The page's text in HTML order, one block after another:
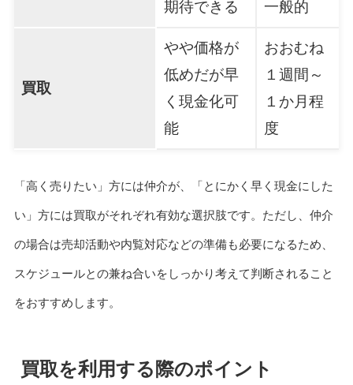
期待できる
一般的
買取
やや価格が
低めだが早
く現金化可
能
おおむね
１週間～
１か月程
度
「高く売りたい」方には仲介が、「とにかく早く現金にした
い」方には買取がそれぞれ有効な選択肢です。ただし、仲介
の場合は売却活動や内覧対応などの準備も必要になるため、
スケジュールとの兼ね合いをしっかり考えて判断されること
をおすすめします。
買取を利用する際のポイント